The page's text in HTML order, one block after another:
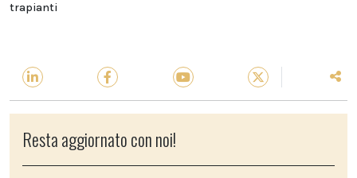
trapianti
Resta aggiornato con noi!